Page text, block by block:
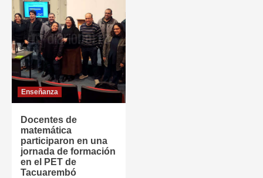
Enseñanza
Docentes de
matemática
participaron en una
jornada de formación
en el PET de
Tacuarembó